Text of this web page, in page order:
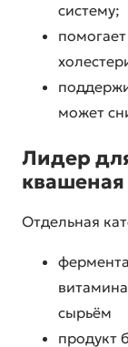
систему;
может
Лидер
квашеная
Отдельная
сырьём
продукт